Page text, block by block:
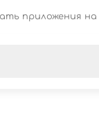
приложения на